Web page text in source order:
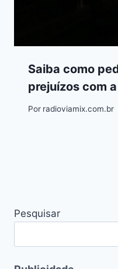
Saiba como
prejuízos com
Por radioviamix.com.br
Pesquisar